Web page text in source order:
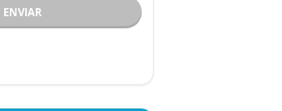
ENVIAR